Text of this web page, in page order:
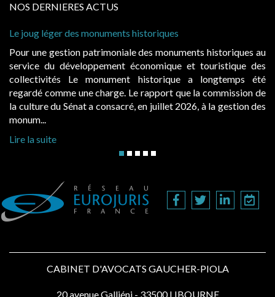
NOS DERNIERES ACTUS
monuments historiques au
et touristique des
a longtemps été
que la commission de
juillet 2026, à la gestion des
Cabines de plage : le juge admet
Evocatrices des bains de mer,
également un beau sujet
public, elles donnent lieu au
d’occupation. Saisies par des
CABINET D'AVOCATS GAUCHER-PIOLA
20 avenue Galliéni - 33500 LIBOURNE